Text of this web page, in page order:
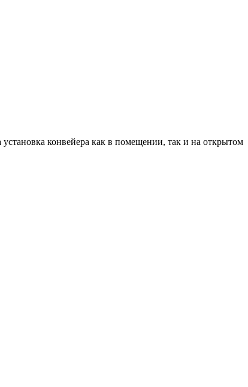
конвейера как в помещении, так и на открытом